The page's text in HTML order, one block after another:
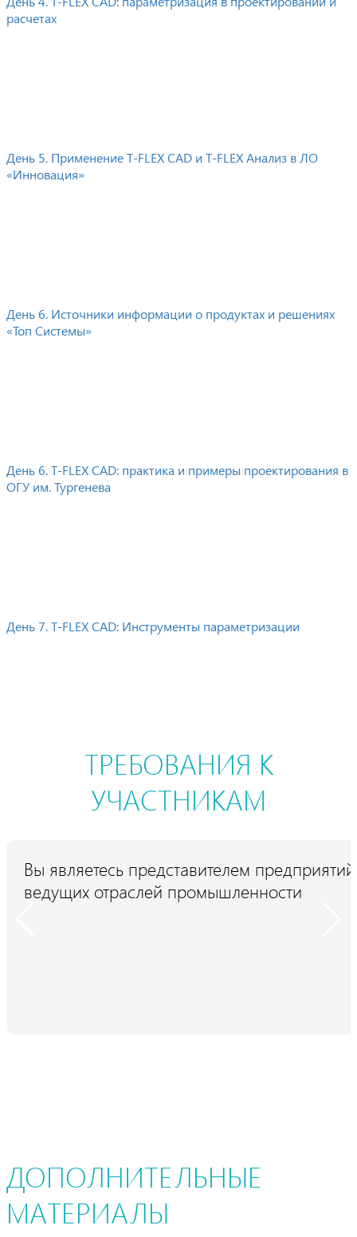
расчетах
День 5. Применение T-FLEX CAD и T-FLEX Анализ в ЛО
«Инновация»
День 6. Источники информации о продуктах и решениях
«Топ Системы»
День 6. T-FLEX CAD: практика и примеры проектирования в
ОГУ им. Тургенева
День 7. T-FLEX CAD: Инструменты параметризации
ТРЕБОВАНИЯ К
УЧАСТНИКАМ
Вы являетесь представителем предприятий
ведущих отраслей промышленности
ДОПОЛНИТЕЛЬНЫЕ
МАТЕРИАЛЫ